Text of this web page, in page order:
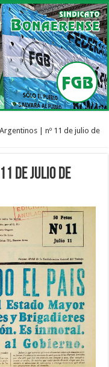
| nº 11 de julio de
de julio de